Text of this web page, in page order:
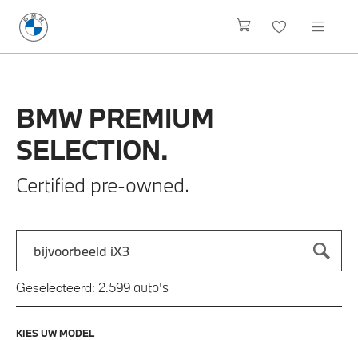
BMW PREMIUM
SELECTION.
Certified pre-owned.
Zoek naar een automodel, bijvoorbeeld 3 Serie M-Sport
Typ een automodel in en druk op enter om te zoeken
Geselecteerd: 2.599 auto's
KIES UW MODEL